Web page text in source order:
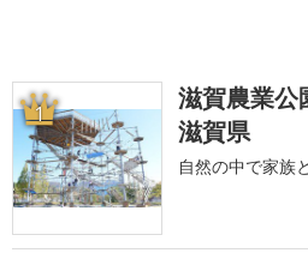
1
滋賀農業公
滋賀県
自然の中で家族